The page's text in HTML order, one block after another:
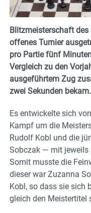
Blitzmeisterschaft
offenes Turnier
pro Partie fünf
Vergleich zu den
ausgeführtem Zug
zwei Sekunden bekam.
Es entwickelte sich
Kampf um die
Rudolf Kobl und die
Sobczak — mit jeweils
Somit musste die
dieser war Zuzanna
Kobl, so dass sie sich
gleich den Meistertitel